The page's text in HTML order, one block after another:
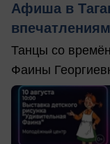
Афиша в
Танцы со
Фаины